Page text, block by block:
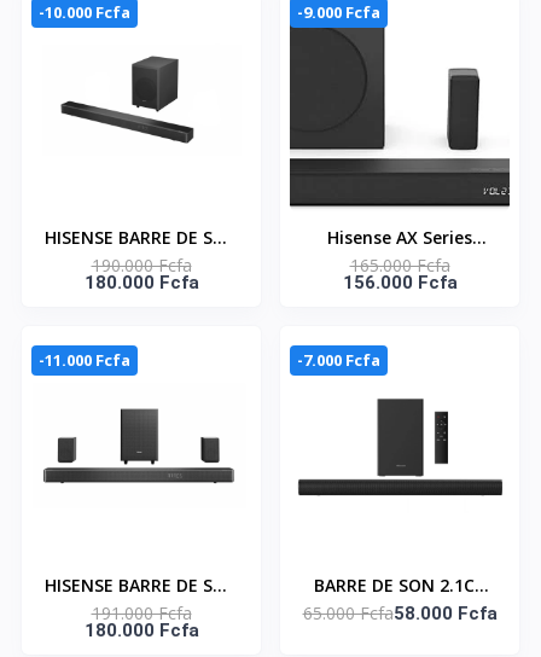
-10.000 Fcfa
HISENSE BARRE DE SON
360W BLUETOOTH -
AX3120G
190.000 Fcfa
180.000 Fcfa
-9.000 Fcfa
Hisense AX Series
AX5100Q, 5.1 canaux,
580 W, Caisson de
cm Inclus, Dolby
Atmos et DTS:X, Barre
de Son pour TV, Noir
165.000 Fcfa
156.000 Fcfa
-11.000 Fcfa
HISENSE BARRE DE SON
DOLBY ATMOS 420W -
AX5120G
191.000 Fcfa
180.000 Fcfa
-7.000 Fcfa
BARRE DE SON 2.1CH
140 W - HS1800
65.000 Fcfa58.000 Fcfa